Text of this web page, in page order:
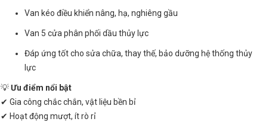
Van kéo điều khiển nâng, hạ, nghiêng gầu
Van 5 cửa phân phối dầu thủy lực
Đáp ứng tốt cho sửa chữa, thay thế, bảo dưỡng hệ thống thủy
lực
💡Ưu điểm nổi bật
✔ Gia công chắc chắn, vật liệu bền bỉ
✔ Hoạt động mượt, ít rò rỉ